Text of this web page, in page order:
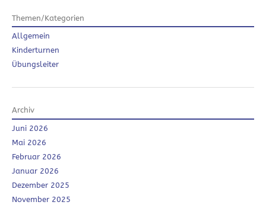
Themen/Kategorien
Allgemein
Kinderturnen
Übungsleiter
Archiv
Juni 2026
Mai 2026
Februar 2026
Januar 2026
Dezember 2025
November 2025